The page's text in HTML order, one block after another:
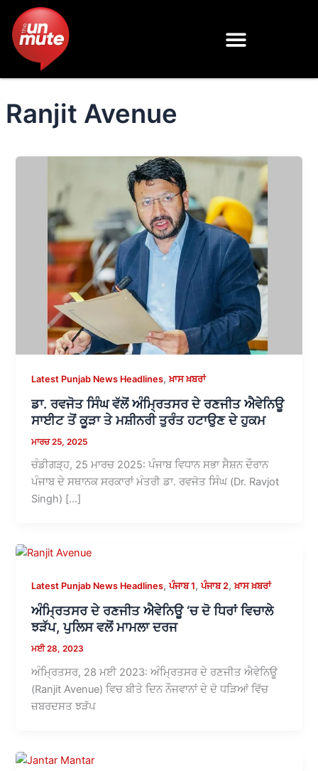
content
Ranjit Avenue
Latest Punjab News Headlines,ਖ਼ਾਸ ਖ਼ਬਰਾਂ
ਡਾ. ਰਵਜੋਤ ਸਿੰਘ ਵੱਲੋਂ ਅੰਮ੍ਰਿਤਸਰ ਦੇ ਰਣਜੀਤ ਐਵੇਨਿਊ
ਸਾਈਟ ਤੋਂ ਕੂੜਾ ਤੇ ਮਸ਼ੀਨਰੀ ਤੁਰੰਤ ਹਟਾਉਣ ਦੇ ਹੁਕਮ
ਮਾਰਚ 25, 2025
ਚੰਡੀਗੜ੍ਹ, 25 ਮਾਰਚ 2025: ਪੰਜਾਬ ਵਿਧਾਨ ਸਭਾ ਸੈਸ਼ਨ ਦੌਰਾਨ
ਪੰਜਾਬ ਦੇ ਸਥਾਨਕ ਸਰਕਾਰਾਂ ਮੰਤਰੀ ਡਾ. ਰਵਜੋਤ ਸਿੰਘ (Dr. Ravjot
Singh) […]
Latest Punjab News Headlines,ਪੰਜਾਬ 1,ਪੰਜਾਬ 2,ਖ਼ਾਸ ਖ਼ਬਰਾਂ
ਅੰਮ੍ਰਿਤਸਰ ਦੇ ਰਣਜੀਤ ਐਵੇਨਿਊ ‘ਚ ਦੋ ਧਿਰਾਂ ਵਿਚਾਲੇ
ਝੜੱਪ, ਪੁਲਿਸ ਵਲੋਂ ਮਾਮਲਾ ਦਰਜ
ਮਈ 28, 2023
ਅੰਮ੍ਰਿਤਸਰ, 28 ਮਈ 2023: ਅੰਮ੍ਰਿਤਸਰ ਦੇ ਰਣਜੀਤ ਐਵੇਨਿਊ
(Ranjit Avenue) ਵਿਚ ਬੀਤੇ ਦਿਨ ਨੌਜਵਾਨਾਂ ਦੇ ਦੋ ਧੜਿਆਂ ਵਿੱਚ
ਜ਼ਬਰਦਸਤ ਝੜੱਪ